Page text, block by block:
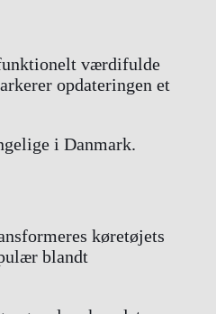
funktionelt værdifulde
opdateringen et
i Danmark.
køretøjets
blandt